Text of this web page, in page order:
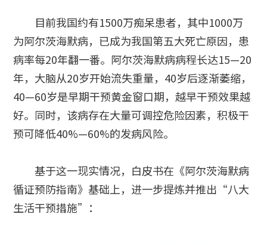
目前我国约有1500万痴呆患者，其中1000万
为阿尔茨海默病，已成为我国第五大死亡原因，患
病率每20年翻一番。阿尔茨海默病病程长达15—20
年，大脑从20岁开始流失重量，40岁后逐渐萎缩，
40—60岁是早期干预黄金窗口期，越早干预效果越
好。同时，该病存在大量可调控危险因素，积极干
预可降低40%—60%的发病风险。
基于这一现实情况，白皮书在《阿尔茨海默病
循证预防指南》基础上，进一步提炼并推出“八大
生活干预措施”：